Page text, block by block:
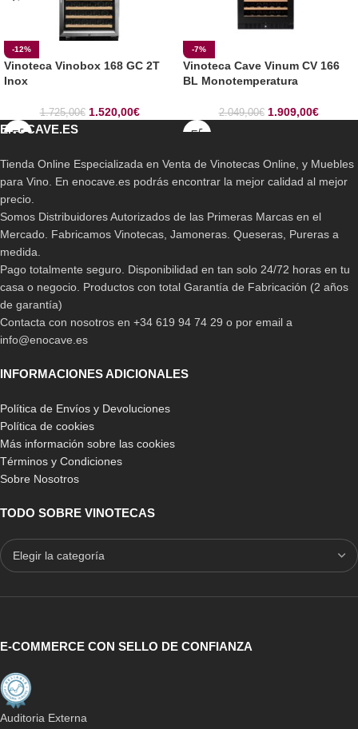
-12%
Vinoteca Vinobox 168 GC 2T
Inox
1.725,00€ 1.520,00€
-7%
Vinoteca Cave Vinum CV 166
BL Monotemperatura
2.049,00€ 1.909,00€
ENOCAVE.ES
Tienda Online Especializada en Venta de Vinotecas Online, y Muebles
para Vino. En enocave.es podrás encontrar la mejor calidad al mejor
precio.
Somos Distribuidores Autorizados de las Primeras Marcas en el
Mercado. Fabricamos Vinotecas, Jamoneras. Queseras, Pureras a
medida.
Pago totalmente seguro. Disponibilidad en tan solo 24/72 horas en tu
casa o negocio. Productos con total Garantía de Fabricación (2 años
de garantía)
Contacta con nosotros en +34 619 94 74 29 o por email a
info@enocave.es
INFORMACIONES ADICIONALES
Política de Envíos y Devoluciones
Política de cookies
Más información sobre las cookies
Términos y Condiciones
Sobre Nosotros
TODO SOBRE VINOTECAS
E-COMMERCE CON SELLO DE CONFIANZA
Auditoria Externa